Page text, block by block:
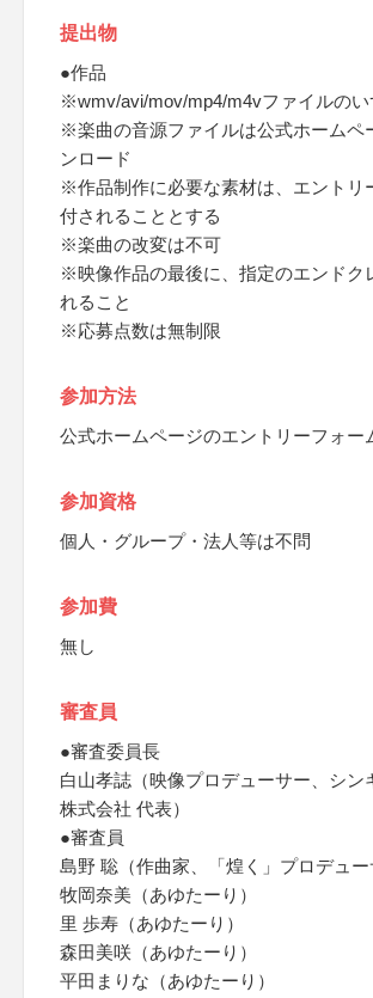
提出物
●作品
※wmv/avi/mov/mp4/m4vファイルのい
※楽曲の音源ファイルは公式ホームペ
ンロード
※作品制作に必要な素材は、エントリ
付されることとする
※楽曲の改変は不可
※映像作品の最後に、指定のエンドク
れること
※応募点数は無制限
参加方法
公式ホームページのエントリーフォー
参加資格
個人・グループ・法人等は不問
参加費
無し
審査員
●審査委員長
白山孝誌（映像プロデューサー、シン
株式会社 代表）
●審査員
島野 聡（作曲家、「煌く」プロデュー
牧岡奈美（あゆたーり）
里 歩寿（あゆたーり）
森田美咲（あゆたーり）
平田まりな（あゆたーり）